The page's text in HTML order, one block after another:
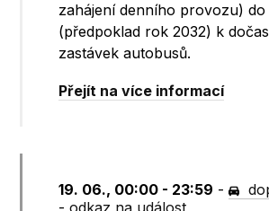
zahájení denního provozu)
(předpoklad rok 2032) k
zastávek autobusů.
Přejít na více informací
19. 06., 00:00 - 23:59 -
-odkaz na událost